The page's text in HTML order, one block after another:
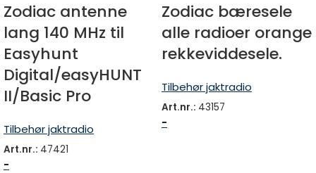
Zodiac antenne
lang 140 MHz til
Easyhunt
Digital/easyHUNT
II/Basic Pro
Tilbehør jaktradio
Art.nr.: 47421
-
Zodiac bæresele
alle radioer orange
rekkeviddesele.
Tilbehør jaktradio
Art.nr.: 43157
-